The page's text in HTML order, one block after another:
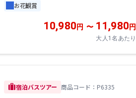
お花観賞
10,980円 〜 11,980円
大人1名あたり
trip宿泊バスツアー 商品コード：P6335